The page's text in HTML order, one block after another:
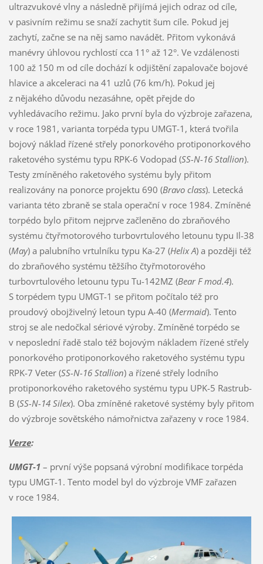
ultrazvukové vlny a následně přijímá jejich odraz od cíle,
v pasivním režimu se snaží zachytit šum cíle. Pokud jej
zachytí, začne se na něj samo navádět. Přitom vykonává
manévry úhlovou rychlostí cca 11° až 12°. Ve vzdálenosti
100 až 150 m od cíle dochází k odjištění zapalovače bojové
hlavice a akceleraci na 41 uzlů (76 km/h). Pokud jej
z nějakého důvodu nezasáhne, opět přejde do
vyhledávacího režimu. Jako první byla do výzbroje zařazena,
v roce 1981, varianta torpéda typu UMGT-1, která tvořila
bojový náklad řízené střely ponorkového protiponorkového
raketového systému typu RPK-6 Vodopad (SS-N-16 Stallion).
Testy zmíněného raketového systému byly přitom
realizovány na ponorce projektu 690 (Bravo class). Letecká
varianta této zbraně se stala operační v roce 1984. Zmíněné
torpédo bylo přitom nejprve začleněno do zbraňového
systému čtyřmotorového turbovrtulového letounu typu Il-38
(May) a palubního vrtulníku typu Ka-27 (Helix A) a později též
do zbraňového systému těžšího čtyřmotorového
turbovrtulového letounu typu Tu-142MZ (Bear F mod.4).
S torpédem typu UMGT-1 se přitom počítalo též pro
proudový obojživelný letoun typu A-40 (Mermaid). Tento
stroj se ale nedočkal sériové výroby. Zmíněné torpédo se
v neposlední řadě stalo též bojovým nákladem řízené střely
ponorkového protiponorkového raketového systému typu
RPK-7 Veter (SS-N-16 Stallion) a řízené střely lodního
protiponorkového raketového systému typu UPK-5 Rastrub-
B (SS-N-14 Silex). Oba zmíněné raketové systémy byly přitom
do výzbroje sovětského námořnictva zařazeny v roce 1984.
Verze:
UMGT-1– první výše popsaná výrobní modifikace torpéda
typu UMGT-1. Tento model byl do výzbroje VMF zařazen
v roce 1984.